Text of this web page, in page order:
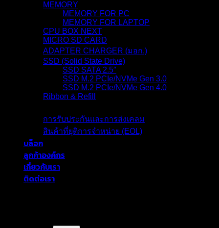
MEMORY
MEMORY FOR PC
MEMORY FOR LAPTOP
CPU BOX NEXT
MICRO SD CARD
ADAPTER CHARGER (มอก.)
SSD (Solid State Drive)
SSD SATA 2.5″
SSD M.2 PCIe/NVMe Gen 3.0
SSD M.2 PCIe/NVMe Gen 4.0
Ribbon & Refill
การรับประกันและการส่งเคลม
สินค้าที่ยุติการจำหน่าย (EOL)
บล็อก
ลูกค้าองค์กร
เกี่ยวกับเรา
ติดต่อเรา